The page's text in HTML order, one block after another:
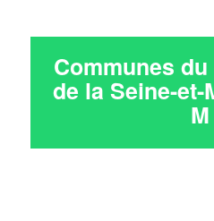
Communes
de la Seine-et-
M